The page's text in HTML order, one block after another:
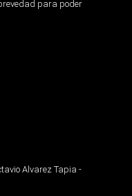
para poder
Alvarez Tapia -